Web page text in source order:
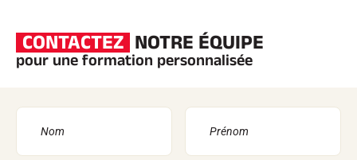
CONTACTEZ NOTRE ÉQUIPE
pour une formation personnalisée